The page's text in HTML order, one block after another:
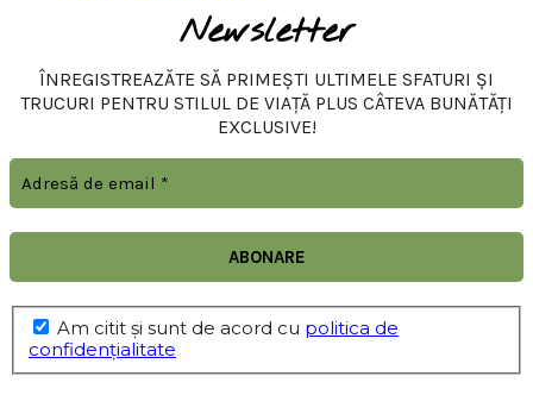
Newsletter
ÎNREGISTREAZĂTE SĂ PRIMEȘTI ULTIMELE SFATURI ȘI
TRUCURI PENTRU STILUL DE VIAȚĂ PLUS CÂTEVA BUNĂTĂȚI
EXCLUSIVE!
Am citit şi sunt de acord cu politica de
confidențialitate